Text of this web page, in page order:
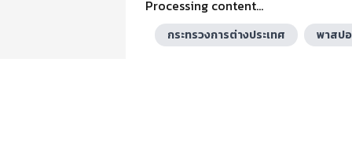
Processing content...
กระทรวงการต่างประเทศ พาสป